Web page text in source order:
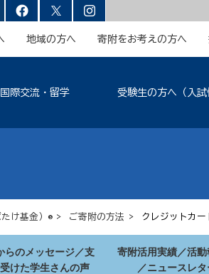
地域の方へ 寄附をお考えの方へ
国際交流・留学 受験生の方へ（入試
け基金）®> ご寄附の方法 > クレジットカー
らのメッセージ／支
けた学生さんの声
寄附活用実績／活
／ニュースレタ